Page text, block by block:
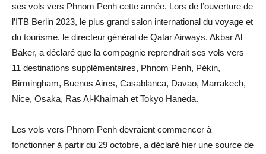
ses vols vers Phnom Penh cette année. Lors de l’ouverture de
l’ITB Berlin 2023, le plus grand salon international du voyage et
du tourisme, le directeur général de Qatar Airways, Akbar Al
Baker, a déclaré que la compagnie reprendrait ses vols vers
11 destinations supplémentaires, Phnom Penh, Pékin,
Birmingham, Buenos Aires, Casablanca, Davao, Marrakech,
Nice, Osaka, Ras Al-Khaimah et Tokyo Haneda.
Les vols vers Phnom Penh devraient commencer à
fonctionner à partir du 29 octobre, a déclaré hier une source de